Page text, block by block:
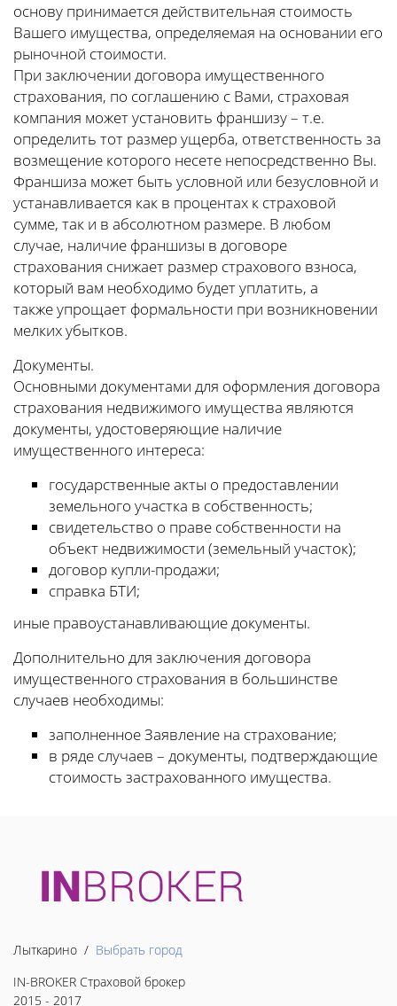
основу принимается действительная стоимость
Вашего имущества, определяемая на основании его
рыночной стоимости.
При заключении договора имущественного
страхования, по соглашению с Вами, страховая
компания может установить франшизу – т.е.
определить тот размер ущерба, ответственность за
возмещение которого несете непосредственно Вы.
Франшиза может быть условной или безусловной и
устанавливается как в процентах к страховой
сумме, так и в абсолютном размере. В любом
случае, наличие франшизы в договоре
страхования снижает размер страхового взноса,
который вам необходимо будет уплатить, а
также упрощает формальности при возникновении
мелких убытков.
Документы.
Основными документами для оформления договора
страхования недвижимого имущества являются
документы, удостоверяющие наличие
имущественного интереса:
государственные акты о предоставлении
земельного участка в собственность;
свидетельство о праве собственности на
объект недвижимости (земельный участок);
договор купли-продажи;
справка БТИ;
иные правоустанавливающие документы.
Дополнительно для заключения договора
имущественного страхования в большинстве
случаев необходимы:
заполненное Заявление на страхование;
в ряде случаев – документы, подтверждающие
стоимость застрахованного имущества.
Лыткарино / Выбрать город
IN-BROKER Страховой брокер
2015 - 2017